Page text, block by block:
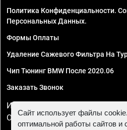
Политика Конфиденциальности.
Персональных Данных.
Формы Оплаты
Удаление Сажевого Фильтра На
Чип Тюнинг BMW После 2020.06
Заказать Звонок
ИП Смирнов Георгий
ОГРНИП 324470400032610
Сайт использует файлы
оптимальной работы сайтов и